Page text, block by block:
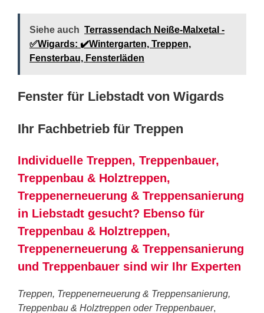
Siehe auch Terrassendach Neiße-Malxetal -
✅Wigards: ✔️Wintergarten, Treppen,
Fensterbau, Fensterläden
Fenster für Liebstadt von Wigards
Ihr Fachbetrieb für Treppen
Individuelle Treppen, Treppenbauer,
Treppenbau & Holztreppen,
Treppenerneuerung & Treppensanierung
in Liebstadt gesucht? Ebenso für
Treppenbau & Holztreppen,
Treppenerneuerung & Treppensanierung
und Treppenbauer sind wir Ihr Experten
Treppen, Treppenerneuerung & Treppensanierung,
Treppenbau & Holztreppen oder Treppenbauer,